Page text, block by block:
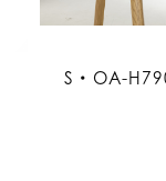
S・OA-